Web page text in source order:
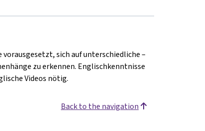
sich auf unterschiedliche –
zu erkennen. Englischkenntnisse
Videos nötig.
Back to the navigation